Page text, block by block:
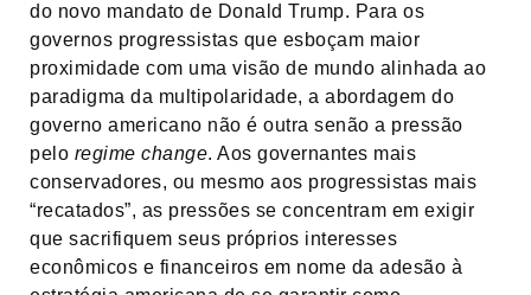
do novo mandato de Donald Trump. Para os
governos progressistas que esboçam maior
proximidade com uma visão de mundo alinhada ao
paradigma da multipolaridade, a abordagem do
governo americano não é outra senão a pressão
pelo regime change. Aos governantes mais
conservadores, ou mesmo aos progressistas mais
“recatados”, as pressões se concentram em exigir
que sacrifiquem seus próprios interesses
econômicos e financeiros em nome da adesão à